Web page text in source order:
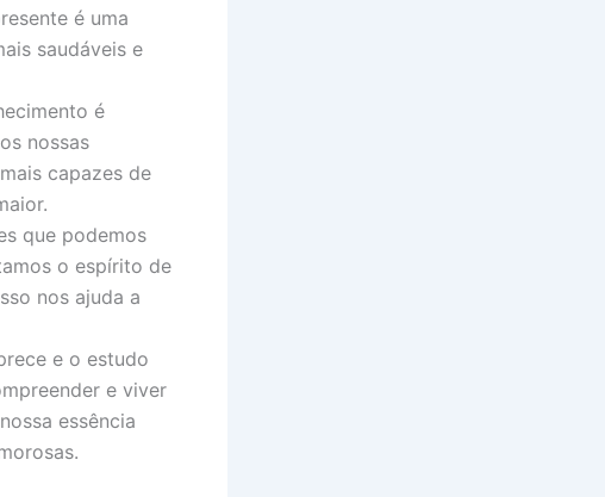
é uma
saudáveis e
é
nossas
capazes de
que podemos
o espírito de
nos ajuda a
e o estudo
e viver
essência